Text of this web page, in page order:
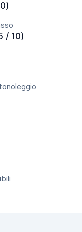
/ 10)